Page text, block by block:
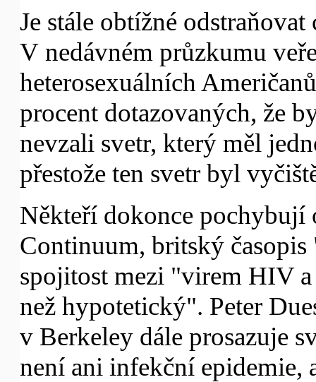
Je stále obtížné
V nedávném průzkumu
heterosexuálních
procent dotazovaných, že
nevzali svetr, který měl
přestože ten svetr byl
Někteří dokonce pochybují
Continuum, britský
spojitost mezi "virem HIV
než hypotetický". Peter
v Berkeley dále prosazuje
není ani infekční epidemie,